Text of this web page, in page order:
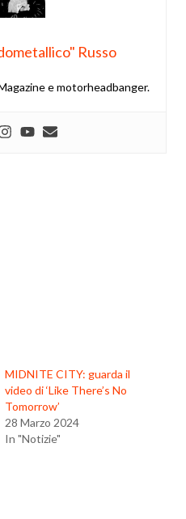
Russo
e motorheadbanger.
MIDNITE CITY: guarda il
video di ‘Like There’s No
Tomorrow’
28 Marzo 2024
In "Notizie"